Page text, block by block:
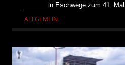
in Eschwege zum 41.
ALLGEMEIN